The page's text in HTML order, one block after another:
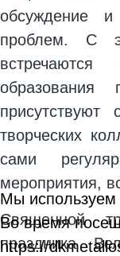
обсуждение
проблем. С
образования
творческих
сами
мероприятия,
Священной
праздника
Мы используем
Во время
https://